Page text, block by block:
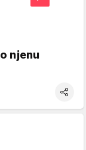
njenu